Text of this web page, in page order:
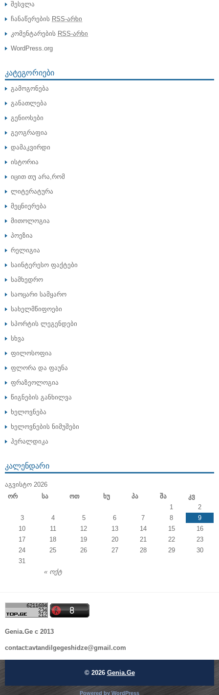
შესვლა
ჩანაწერების RSS-არხი
კომენტარების RSS-არხი
WordPress.org
ᲙᲐᲢᲔᲒᲝᲠᲘᲔᲑᲘ
გამოგონება
განათლება
გენიოსები
გეოგრაფია
დამაკვირდი
ისტორია
იცით თუ არა,რომ
ლიტერატურა
მეცნიერება
მითოლოგია
პოეზია
რელიგია
საინტერესო ფაქტები
სამხედრო
საოცარი სამყარო
სახელმწიფოები
სპორტის ლეგენდები
სხვა
ფილოსოფია
ფლორა და ფაუნა
ფრაზეოლოგია
წიგნების განხილვა
ხელოვნება
ხელოვნების ნიმუშები
ჰერალდიკა
ᲙᲐᲚᲔᲜᲓᲐᲠᲘ
ᲐᲒᲕᲘᲡᲢᲝ 2026
Ორ
Სა Ოთ Ხუ Პა Შა Კვ
« ოქტ
1
2
3
4 5 6 7 8
9
10
11 12 13 14 15
16
17
18 19 20 21 22
23
24
25 26 27 28 29
30
31
Genia.Ge c 2013
contact:avtandilgegeshidze@gmail.com
© 2026 Genia.Ge
Powered by WordPress